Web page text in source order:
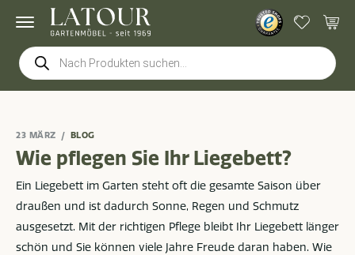
Products
search
23 MÄRZ BLOG
Wie pflegen Sie Ihr Liegebett?
Ein Liegebett im Garten steht oft die gesamte Saison über
draußen und ist dadurch Sonne, Regen und Schmutz
ausgesetzt. Mit der richtigen Pflege bleibt Ihr Liegebett länger
schön und Sie können viele Jahre Freude daran haben. Wie